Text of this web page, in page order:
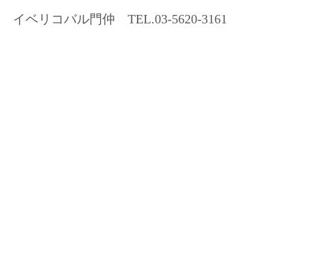
イベリコバル門仲 TEL.03-5620-3161